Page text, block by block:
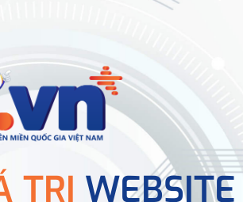
TRỊ WEBSITE